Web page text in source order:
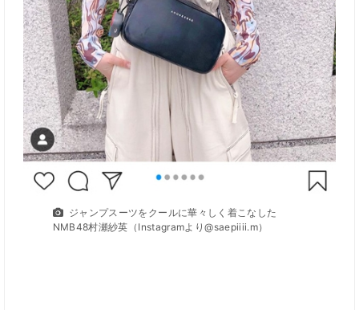
ジャンプスーツをクールに華々しく着こなした
NMB48村瀬紗英（Instagramより@saepiiii.m）